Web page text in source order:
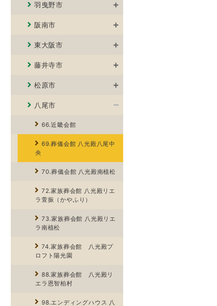
羽曳野市
阪南市
東大阪市
藤井寺市
松原市
八尾市
66.近畿会館
69.葬儀会館 八光殿八尾中
央
70.葬儀会館 八光殿南植松
72.家族葬会館 八光殿リエ
ラ萱振（かやふり）
73.家族葬会館 八光殿リエ
ラ南植松
74.家族葬会館 八光殿プ
ロフト陽光園
88.家族葬会館 八光殿リ
エラ恩智柏村
98.エンディングハウス 八